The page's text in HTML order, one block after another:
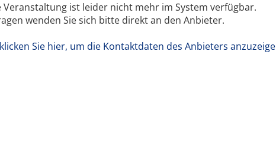
Jahr (4 stellig),
Form Tag, Monat, Jahr (4 stellig),
suchen,
Veranstaltung ist leider nicht mehr im System verfügbar.
wenden Sie sich bitte direkt an den Anbieter.
Sie hier, um die Kontaktdaten des Anbieters